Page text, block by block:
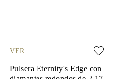
VER
Pulsera Eternity's Edge con